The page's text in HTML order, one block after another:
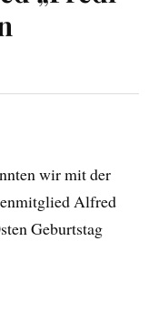
wir mit der
Alfred
Geburtstag